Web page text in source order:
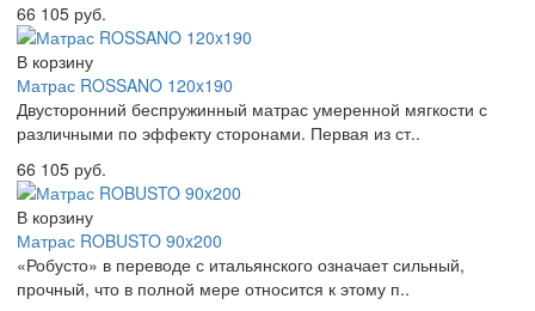
66 105 руб.
В корзину
Матрас ROSSANO 120x190
Двусторонний беспружинный матрас умеренной мягкости с
различными по эффекту сторонами. Первая из ст..
66 105 руб.
В корзину
Матрас ROBUSTO 90x200
«Робусто» в переводе с итальянского означает сильный,
прочный, что в полной мере относится к этому п..